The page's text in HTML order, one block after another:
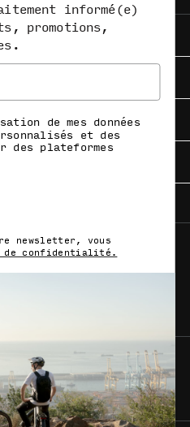
accessoires de
Rights Reserved.
de confidentialité
informé(e)
promotions,
de mes données
et des
des plateformes
newsletter, vous
de confidentialité.